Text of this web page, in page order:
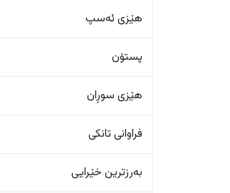
هێزی ئەسپ
پستۆن
هێزی سوڕان
فراوانی تانکی
بەرزترین خێرایی